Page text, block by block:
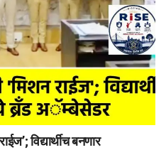
विद्यार्थीच बनणार